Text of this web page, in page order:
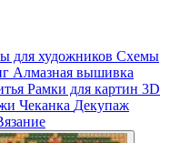
для художников Схемы
Алмазная вышивка
Рамки для картин 3D
Чеканка Декупаж